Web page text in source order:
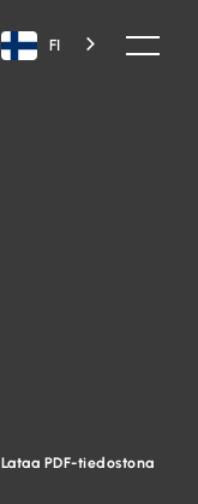
FI
Lataa PDF-tiedostona